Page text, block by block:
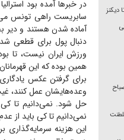
سابریست راهی تونس
آماده شدن هستند و دیر
دنبال پول برای قطعی
ورزش ایران نیست، تا
همین بوده که این
برای گرفتن عکس
وعده‌هایشان عمل کنند،
حل شود. نمی‌دانیم تا
نمی‌دانیم تا کی باید از
این هزینه سرمایه‌گذاری
دیکنز